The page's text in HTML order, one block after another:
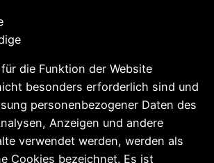
die Funktion der Website
besonders erforderlich sind und
personenbezogener Daten des
Anzeigen und andere
verwendet werden, werden als
Cookies bezeichnet. Es ist